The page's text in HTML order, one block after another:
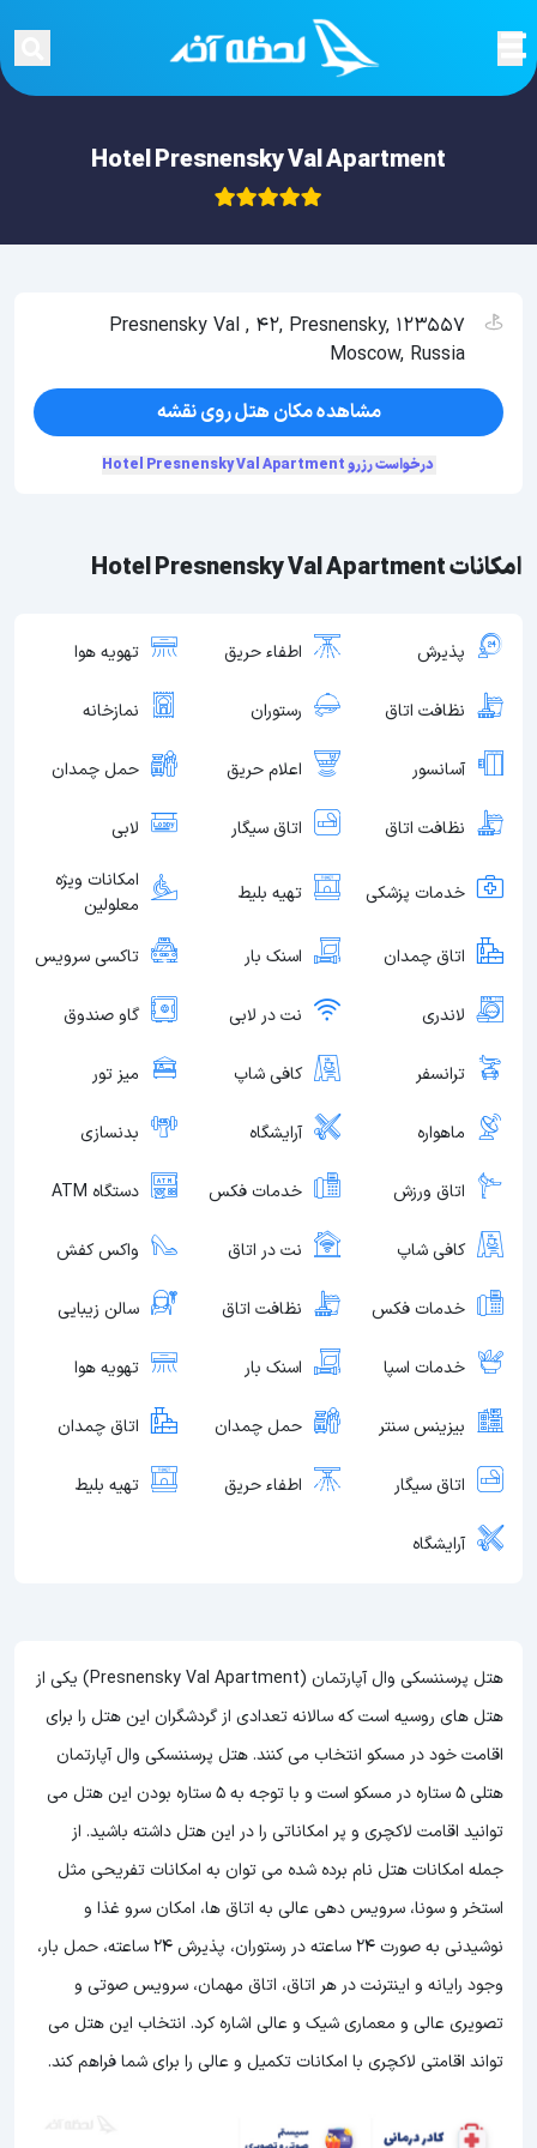
Hotel Presnensky Val Apartment
امکانات Hotel Presnensky Val Apartment
پذیرش اطفاء حریق تهویه هوا
نظافت اتاق رستوران نمازخانه
آسانسور اعلام حریق حمل چمدان
نظافت اتاق اتاق سیگار لابی
خدمات پزشکی تهیه بلیط
امکانات ویژه
معلولین
اتاق چمدان اسنک بار تاکسی سرویس
لاندری نت در لابی گاو صندوق
ترانسفر کافی شاپ میز تور
ماهواره آرایشگاه بدنسازی
اتاق ورزش خدمات فکس دستگاه ATM
کافی شاپ نت در اتاق واکس کفش
خدمات فکس نظافت اتاق سالن زیبایی
خدمات اسپا اسنک بار تهویه هوا
بیزینس سنتر حمل چمدان اتاق چمدان
اتاق سیگار اطفاء حریق تهیه بلیط
آرایشگاه
هتل پرسننسکی وال آپارتمان (Presnensky Val Apartment) یکی از
هتل های روسیه است که سالانه تعدادی از گردشگران این هتل را برای
اقامت خود در مسکو انتخاب می کنند. هتل پرسننسکی وال آپارتمان
هتلی 5 ستاره در مسکو است و با توجه به 5 ستاره بودن این هتل
می
توانید اقامت لاکچری و پر امکاناتی را در این هتل داشته باشید. از
جمله امکانات هتل نام برده شده می توان به امکانات تفریحی مثل
استخر و سونا، سرویس دهی عالی به اتاق ها، امکان سرو غذا و
نوشیدنی به صورت 24 ساعته در رستوران، پذیرش 24 ساعته، حمل بار،
وجود رایانه و اینترنت در هر اتاق، اتاق مهمان، سرویس صوتی و
تصویری عالی و معماری شیک و عالی اشاره کرد. انتخاب این هتل می
تواند اقامتی لاکچری با امکانات تکمیل و عالی را برای شما فراهم کند.
Presnensky Val , 42, Presnensky, 123557
Moscow, Russia
مشاهده مکان هتل روی نقشه
درخواست رزرو Hotel Presnensky Val Apartment